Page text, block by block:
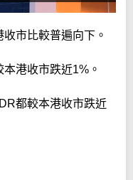
市比較普遍向下。
港收市跌近1%。
都較本港收市跌近